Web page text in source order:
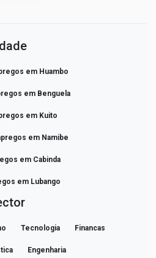
em Huambo
em Benguela
em Kuito
em Namibe
em Cabinda
em Lubango
Tecnologia Financas
Engenharia